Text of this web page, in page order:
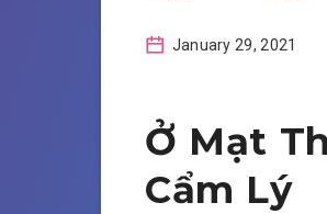
January 29, 2021
Ở Mạt
Cẩm Lý